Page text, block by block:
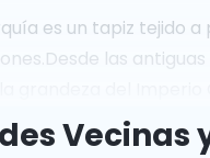
es un tapiz tejido
las
Turquía ofrecen una
antigua ciudad de
Vecinas